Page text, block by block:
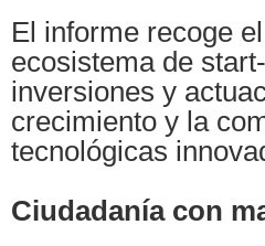
El informe recoge
ecosistema de
inversiones y
crecimiento y la
tecnológicas
Ciudadanía con